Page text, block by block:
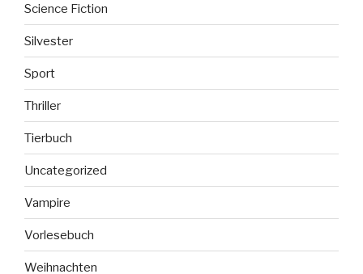
Science Fiction
Silvester
Sport
Thriller
Tierbuch
Uncategorized
Vampire
Vorlesebuch
Weihnachten